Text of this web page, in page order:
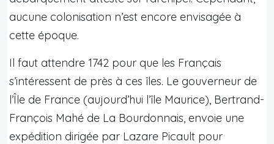
aucune colonisation n’est encore envisagée à
cette époque.
Il faut attendre 1742 pour que les Français
s’intéressent de près à ces îles. Le gouverneur de
l’Île de France (aujourd’hui l’île Maurice), Bertrand-
François Mahé de La Bourdonnais, envoie une
expédition dirigée par Lazare Picault pour